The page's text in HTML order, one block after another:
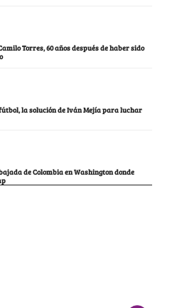
Torres, 60 años después de haber sido
la solución de Iván Mejía para luchar
de Colombia en Washington donde